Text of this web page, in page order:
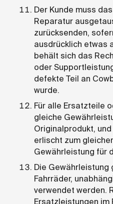
Der Kunde muss
Reparatur
zurücksenden,
ausdrücklich etwas
behält sich das
oder
defekte Teil an
wurde.
Für alle Ersatzteile
gleiche
Originalprodukt,
erlischt zum
Gewährleistung für
Die Gewährleistung
Fahrräder,
verwendet werden.
Ersatzleistungen im